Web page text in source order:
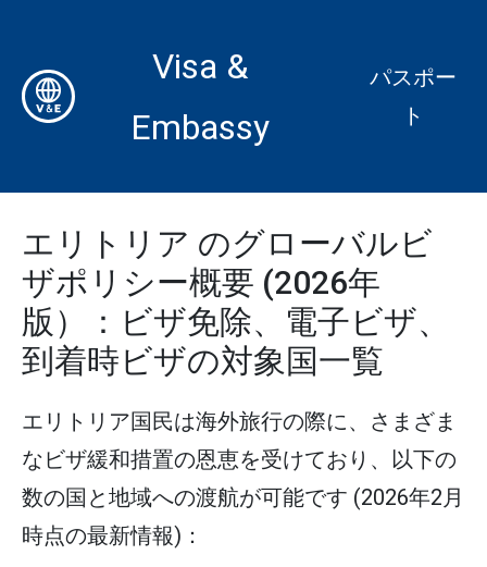
Visa &
Embassy
パスポー
ト
エリトリア のグローバルビ
ザポリシー概要 (2026年
版）：ビザ免除、電子ビザ、
到着時ビザの対象国一覧
エリトリア国民は海外旅行の際に、さまざま
なビザ緩和措置の恩恵を受けており、以下の
数の国と地域への渡航が可能です (2026年2月
時点の最新情報)：